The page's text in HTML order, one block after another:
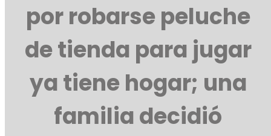
por robarse peluche
de tienda para jugar
ya tiene hogar; una
familia decidió